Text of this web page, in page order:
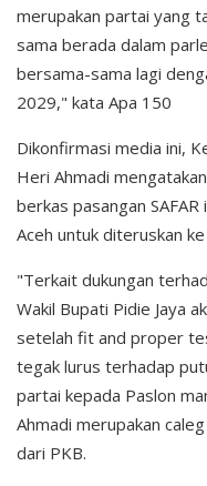
merupakan partai yang
sama berada dalam
bersama-sama lagi
2029," kata Apa 150
Dikonfirmasi media ini,
Heri Ahmadi
berkas pasangan
Aceh untuk diteruskan
"Terkait dukungan
Wakil Bupati Pidie Jaya
setelah fit and proper
tegak lurus terhadap
partai kepada Paslon
Ahmadi merupakan
dari PKB.